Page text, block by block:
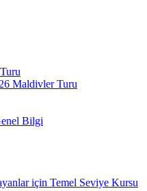
Maldivler Turu
Bilgi
için Temel Seviye Kursu